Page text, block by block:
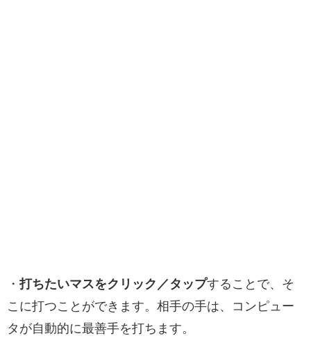
・打ちたいマスをクリック／タップすることで、そ
こに打つことができます。相手の手は、コンピュー
タが自動的に最善手を打ちます。